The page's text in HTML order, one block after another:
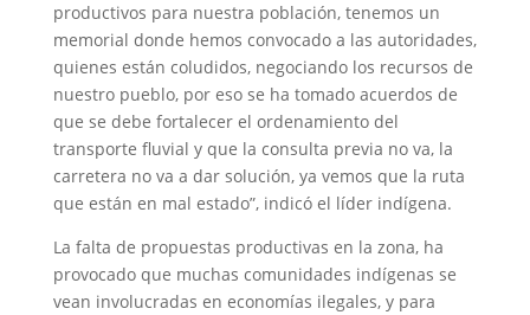
productivos para nuestra población, tenemos un
memorial donde hemos convocado a las autoridades,
quienes están coludidos, negociando los recursos de
nuestro pueblo, por eso se ha tomado acuerdos de
que se debe fortalecer el ordenamiento del
transporte fluvial y que la consulta previa no va, la
carretera no va a dar solución, ya vemos que la ruta
que están en mal estado”, indicó el líder indígena.
La falta de propuestas productivas en la zona, ha
provocado que muchas comunidades indígenas se
vean involucradas en economías ilegales, y para